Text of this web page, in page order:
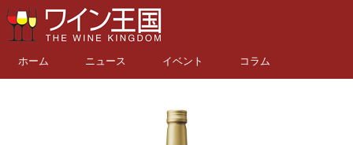
ホーム ニュース イベント コラム